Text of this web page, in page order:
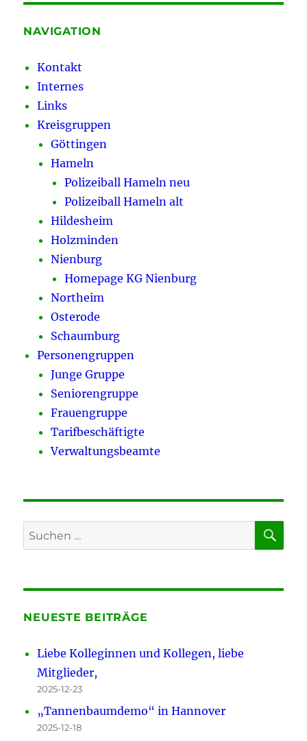
NAVIGATION
Kontakt
Internes
Links
Kreisgruppen
Göttingen
Hameln
Polizeiball Hameln neu
Polizeiball Hameln alt
Hildesheim
Holzminden
Nienburg
Homepage KG Nienburg
Northeim
Osterode
Schaumburg
Personengruppen
Junge Gruppe
Seniorengruppe
Frauengruppe
Tarifbeschäftigte
Verwaltungsbeamte
Suchen
nach:
NEUESTE BEITRÄGE
Liebe Kolleginnen und Kollegen, liebe
Mitglieder,
2025-12-23
„Tannenbaumdemo“ in Hannover
2025-12-18